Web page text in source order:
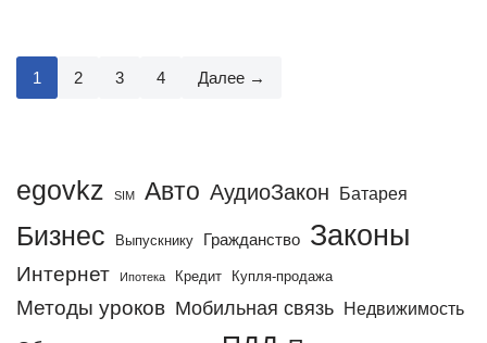
1 2 3 4 Далее →
egovkz SIM Авто АудиоЗакон Батарея
Бизнес Выпускнику Гражданство Законы
Интернет Ипотека Кредит Купля-продажа
Методы уроков Мобильная связь Недвижимость